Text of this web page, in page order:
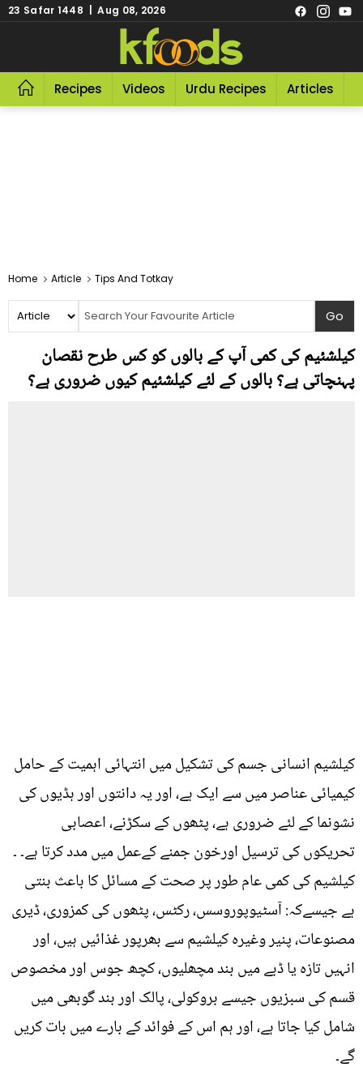
23 Safar 1448 | Aug 08, 2026
Recipes Videos Urdu Recipes Articles
Home Article Tips And Totkay
کیلشئیم کی کمی آپ کے بالوں کو کس طرح نقصان
پہنچاتی ہے؟ بالوں کے لئے کیلشئیم کیوں ضروری ہے؟
کیلشیم انسانی جسم کی تشکیل میں انتہائی اہمیت کے حامل
کیمیائی عناصر میں سے ایک ہے، اور یہ دانتوں اور ہڈیوں کی
نشونما کے لئے ضروری ہے، پٹھوں کے سکڑنے، اعصابی
تحریکوں کی ترسیل اورخون جمنے کےعمل میں مدد کرتا ہے۔ ۔
کیلشیم کی کمی عام طور پر صحت کے مسائل کا باعث بنتی
ہے جیسےکہ: آسٹیوپوروسس، رکٹس، پٹھوں کی کمزوری، ڈیری
مصنوعات، پنیر وغیرہ کیلشیم سے بھرپور غذائیں ہیں، اور
انہیں تازہ یا ڈبے میں بند مچھلیوں، کچھ جوس اور مخصوص
قسم کی سبزیوں جیسے بروکولی، پالک اور بند گوبھی میں
شامل کیا جاتا ہے، اور ہم اس کے فوائد کے بارے میں بات کریں
گے۔